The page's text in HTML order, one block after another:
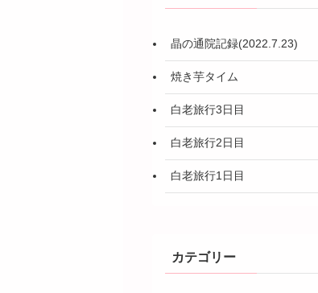
晶の通院記録(2022.7.23)
焼き芋タイム
白老旅行3日目
白老旅行2日目
白老旅行1日目
カテゴリー